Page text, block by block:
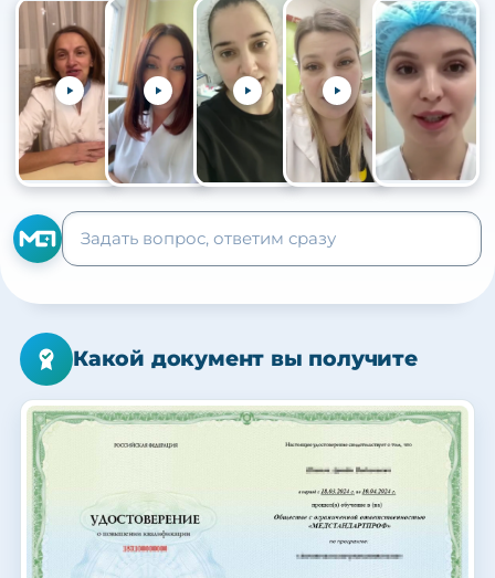
+105
Какой документ вы получите